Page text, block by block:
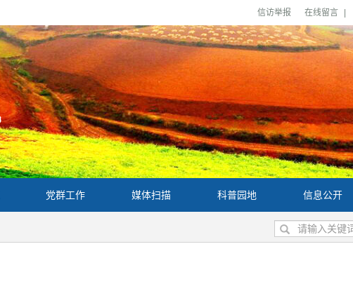
信访举报 在线留言
党群工作 媒体扫描 科普园地 信息公开